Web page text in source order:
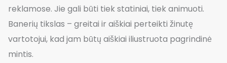
reklamose. Jie gali būti tiek statiniai, tiek animuoti.
Banerių tikslas – greitai ir aiškiai perteikti žinutę
vartotojui, kad jam būtų aiškiai iliustruota pagrindinė
mintis.